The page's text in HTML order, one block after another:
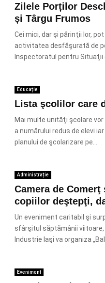
Zilele Porților
și Târgu Frumos
Cei mici, dar şi părinţii lor,
activitatea desfăşurată de
Inspectoratul pentru Situaţii
Educație
Lista şcolilor care
Mai multe unităţi şcolare
a numărului redus de elevi
planului de şcolarizare pe...
Administrație
Camera de Comerţ
copiilor deştepţi,
Un eveniment caritabil şi
sfârşitul săptămânii
Industrie Iaşi va organiza
Eveniment